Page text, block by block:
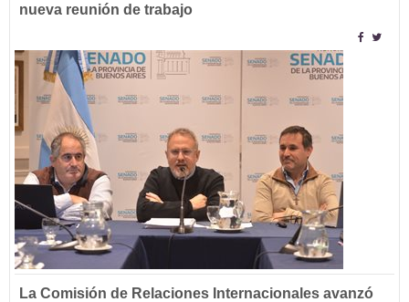
nueva reunión de trabajo
La Comisión de Relaciones Internacionales avanzó